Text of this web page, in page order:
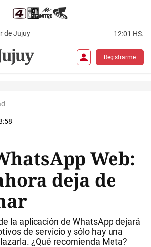
de Jujuy 12:01 HS.
Registrarme
Web:
deja de
la aplicación de WhatsApp dejará
de servicio y sólo hay una
¿Qué recomienda Meta?